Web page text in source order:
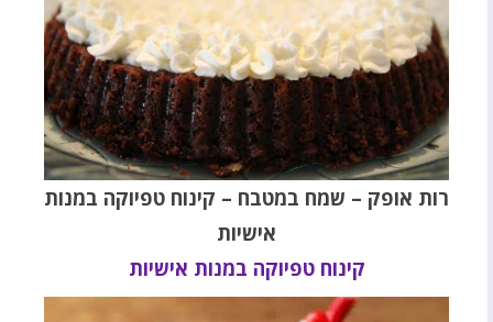
רות אופק – שמח במטבח – קינוח טפיוקה במנות
אישיות
קינוח טפיוקה במנות אישיות